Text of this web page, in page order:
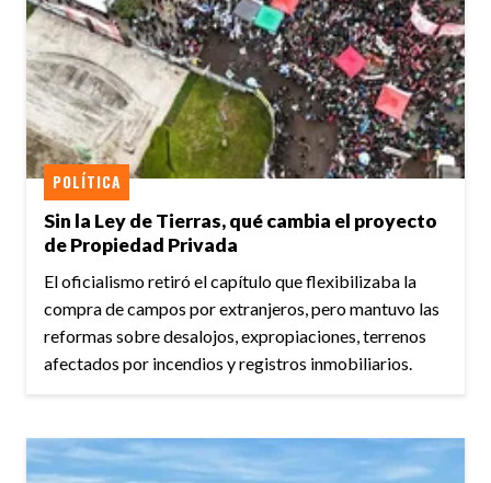
Sin la Ley de Tierras, qué cambia el proyecto
de Propiedad Privada
POLÍTICA
El oficialismo retiró el capítulo que flexibilizaba la
compra de campos por extranjeros, pero mantuvo las
reformas sobre desalojos, expropiaciones, terrenos
afectados por incendios y registros inmobiliarios.